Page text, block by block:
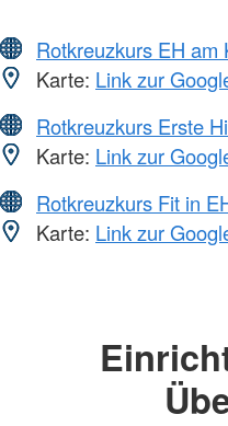
Rotkreuzkurs EH am
Karte: Link zur
Rotkreuzkurs Erste
Karte: Link zur
Rotkreuzkurs Fit in
Karte: Link zur